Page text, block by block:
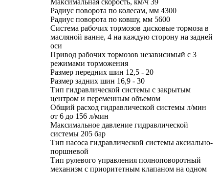
Радиус поворота по колесам, мм 4300
Радиус поворота по ковшу, мм 5600
Система рабочих тормозов дисковые тормоза в
масляной ванне, 4 на каждую сторону на задней
оси
Привод рабочих тормозов независимый с 3
режимами торможения
Размер передних шин 12,5 - 20
Размер задних шин 16,9 - 30
Тип гидравлической системы с закрытым
центром и переменным объемом
Общий расход гидравлической системы л/мин
от 6 до 156 л/мин
Максимальное давление гидравлической
системы 205 бар
Тип насоса гидравлической системы аксиально-
поршневой
Тип рулевого управления полноповоротный
механизм с приоритетным клапаном на одном